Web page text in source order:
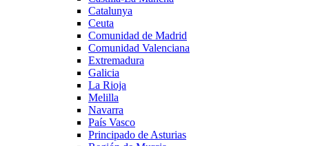
Catalunya
Ceuta
Comunidad de Madrid
Comunidad Valenciana
Extremadura
Galicia
La Rioja
Melilla
Navarra
País Vasco
Principado de Asturias